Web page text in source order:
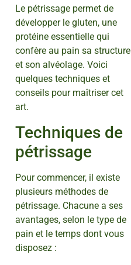
Le pétrissage permet de
développer le gluten, une
protéine essentielle qui
confère au pain sa structure
et son alvéolage. Voici
quelques techniques et
conseils pour maîtriser cet
art.
Techniques de
pétrissage
Pour commencer, il existe
plusieurs méthodes de
pétrissage. Chacune a ses
avantages, selon le type de
pain et le temps dont vous
disposez :